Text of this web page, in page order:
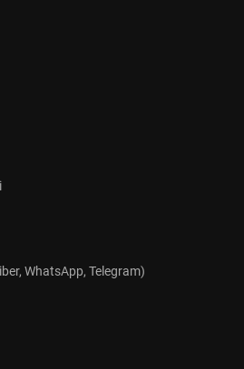
WhatsApp, Telegram)